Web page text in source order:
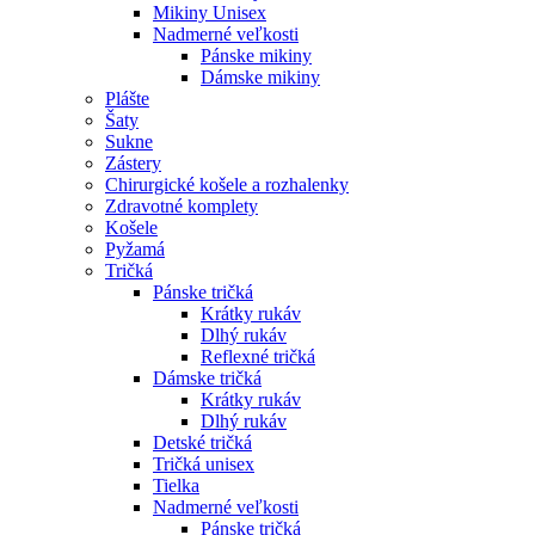
Mikiny Unisex
Nadmerné veľkosti
Pánske mikiny
Dámske mikiny
Plášte
Šaty
Sukne
Zástery
Chirurgické košele a rozhalenky
Zdravotné komplety
Košele
Pyžamá
Tričká
Pánske tričká
Krátky rukáv
Dlhý rukáv
Reflexné tričká
Dámske tričká
Krátky rukáv
Dlhý rukáv
Detské tričká
Tričká unisex
Tielka
Nadmerné veľkosti
Pánske tričká